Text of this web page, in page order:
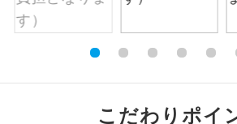
こだわりポイ
全てのお食事が付
く）
だけます。
ンター及びカウンターでのお
ません。